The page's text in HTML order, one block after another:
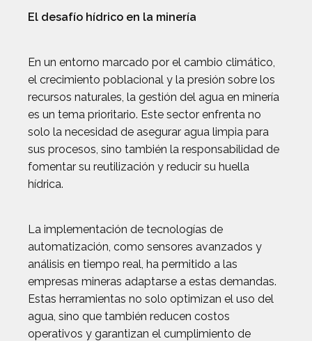
El desafío hídrico en la minería
En un entorno marcado por el cambio climático,
el crecimiento poblacional y la presión sobre los
recursos naturales, la gestión del agua en minería
es un tema prioritario. Este sector enfrenta no
solo la necesidad de asegurar agua limpia para
sus procesos, sino también la responsabilidad de
fomentar su reutilización y reducir su huella
hídrica.
La implementación de tecnologías de
automatización, como sensores avanzados y
análisis en tiempo real, ha permitido a las
empresas mineras adaptarse a estas demandas.
Estas herramientas no solo optimizan el uso del
agua, sino que también reducen costos
operativos y garantizan el cumplimiento de